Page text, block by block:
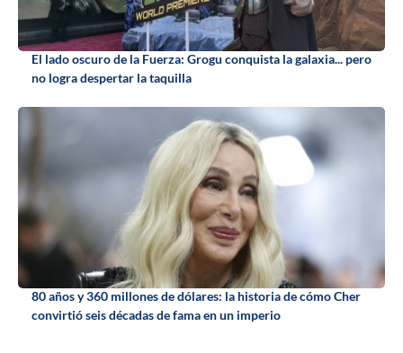
El lado oscuro de la Fuerza: Grogu conquista la galaxia... pero
no logra despertar la taquilla
80 años y 360 millones de dólares: la historia de cómo Cher
convirtió seis décadas de fama en un imperio